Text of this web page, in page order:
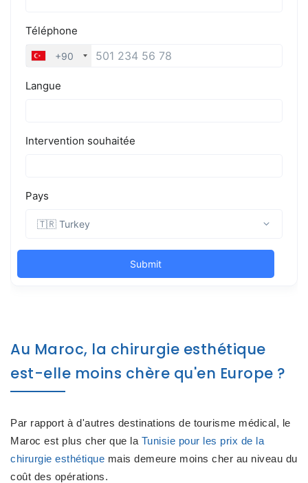
Au Maroc, la chirurgie esthétique
est-elle moins chère qu'en Europe ?
Par rapport à d'autres destinations de tourisme médical, le
Maroc est plus cher que la Tunisie pour les prix de la
chirurgie esthétique mais demeure moins cher au niveau du
coût des opérations.